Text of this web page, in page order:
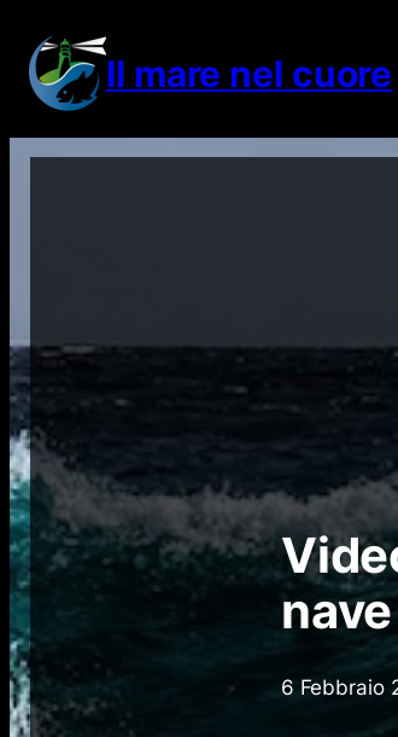
contenuto Il mare nel cuore
6 Febbraio